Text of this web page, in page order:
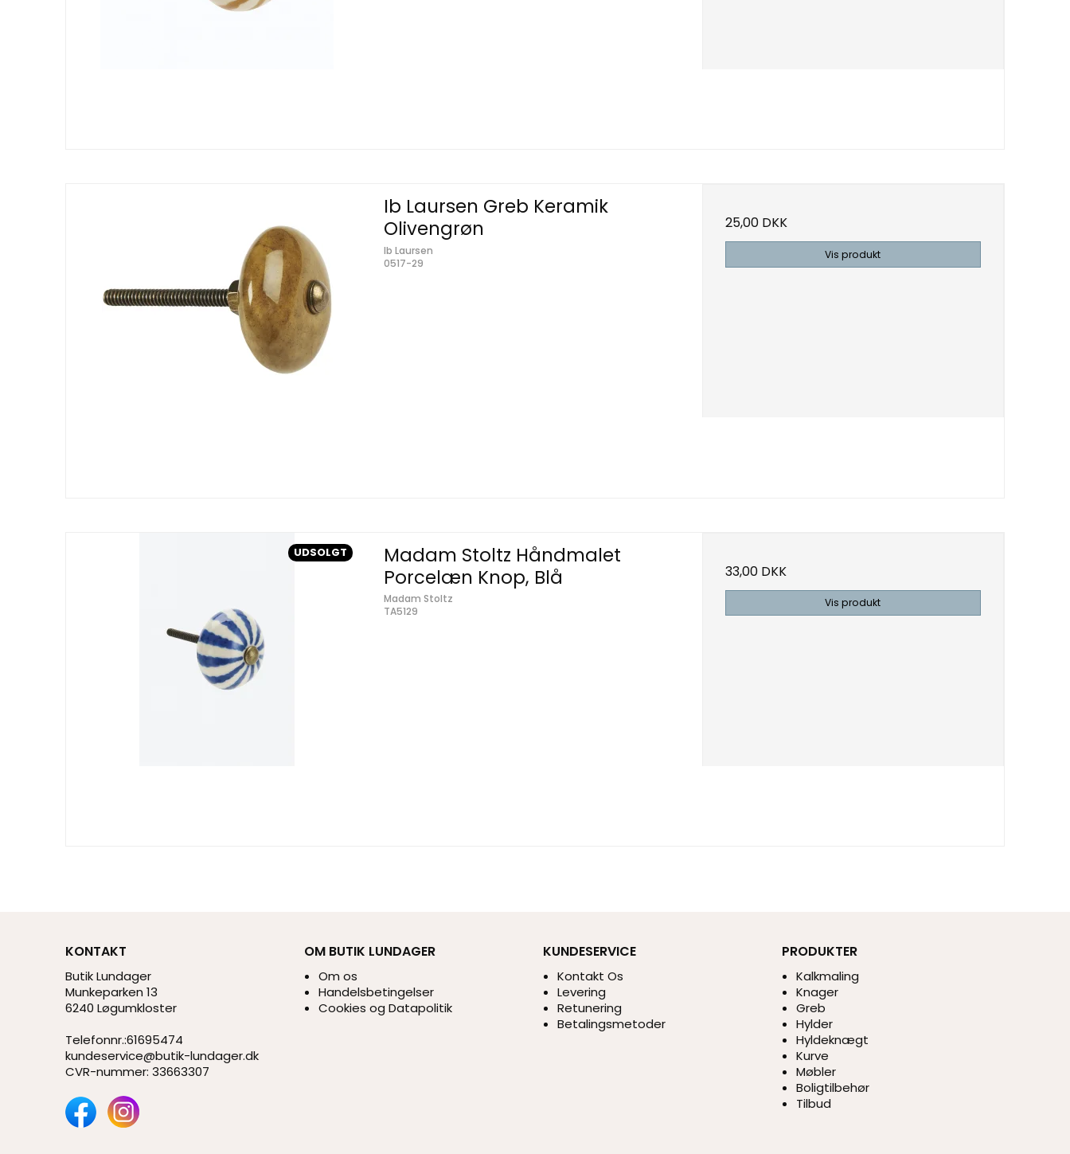
Ib Laursen Greb Keramik
Olivengrøn
Ib Laursen
0517-29
25,00 DKK
Vis produkt
UDSOLGT
Madam Stoltz Håndmalet
Porcelæn Knop, Blå
Madam Stoltz
TA5129
33,00 DKK
Vis produkt
KONTAKT
Butik Lundager
Munkeparken 13
6240 Løgumkloster
Telefonnr.:61695474
kundeservice@butik-lundager.dk
CVR-nummer: 33663307
OM BUTIK LUNDAGER
Om os
Handelsbetingelser
Cookies og Datapolitik
KUNDESERVICE
Kontakt Os
Levering
Retunering
Betalingsmetoder
PRODUKTER
Kalkmaling
Knager
Greb
Hylder
Hyldeknægt
Kurve
Møbler
Boligtilbehør
Tilbud